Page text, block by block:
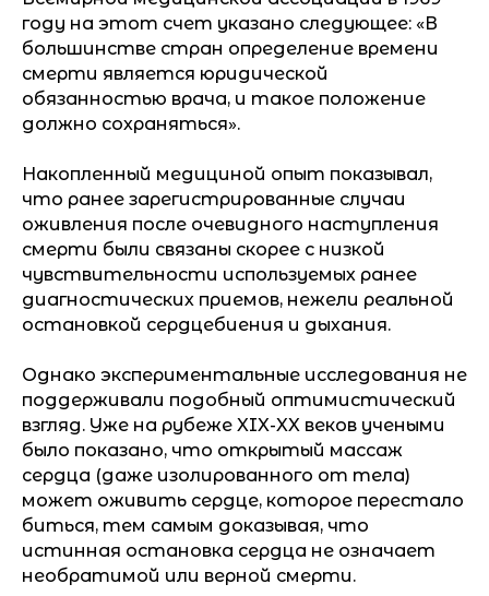
году на этот счет указано следующее: «В
большинстве стран определение времени
смерти является юридической
обязанностью врача, и такое положение
должно сохраняться».
Накопленный медициной опыт показывал,
что ранее зарегистрированные случаи
оживления после очевидного наступления
смерти были связаны скорее с низкой
чувствительности используемых ранее
диагностических приемов, нежели реальной
остановкой сердцебиения и дыхания.
Однако экспериментальные исследования не
поддерживали подобный оптимистический
взгляд. Уже на рубеже XIX-XX веков учеными
было показано, что открытый массаж
сердца (даже изолированного от тела)
может оживить сердце, которое перестало
биться, тем самым доказывая, что
истинная остановка сердца не означает
необратимой или верной смерти.